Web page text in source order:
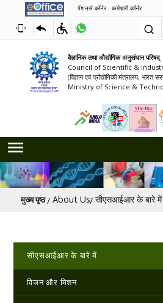
पेंशनर्स कॉर्नर कर्मचारी कॉर्नर
वैज्ञानिक तथा औद्योगिक अनुसंधान परिषद्
Council of Scientific &
(विज्ञान एवं प्रौद्योगिकी मंत्रालय, भारत
Ministry of Science &
पग चिन्ह
मुख्य पृष्ठ About Us सीएसआईआर के बारे में
Main navigation
सीएसआईआर के बारे में
विजन और मिशन